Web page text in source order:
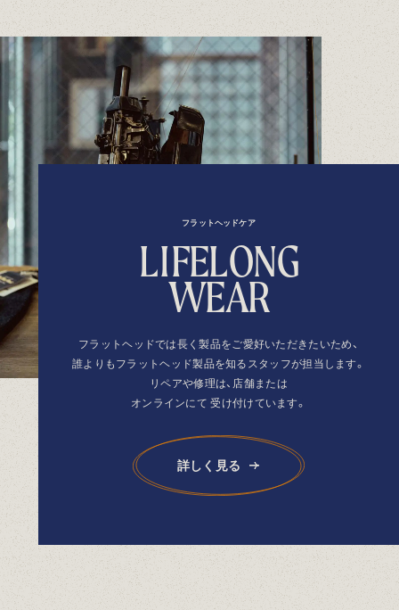
フラットヘッドケア
LIFELONG
WEAR
フラットヘッドでは長く製品をご愛好いただきたいため、
誰よりもフラットヘッド製品を知るスタッフが担当します。
リペアや修理は、店舗または
オンラインにて 受け付けています。
詳しく見る